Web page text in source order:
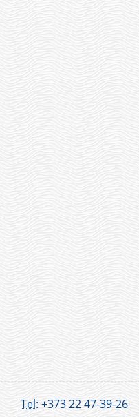
Tel: +373 22 47-39-26